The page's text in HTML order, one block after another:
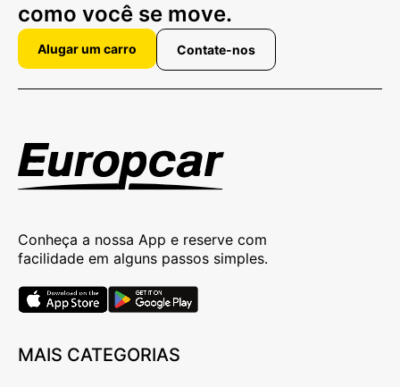
como você se move.
Alugar um carro Contate-nos
Conheça a nossa App e reserve com
facilidade em alguns passos simples.
MAIS CATEGORIAS